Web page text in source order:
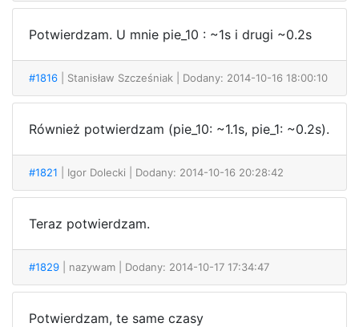
Potwierdzam. U mnie pie_10 : ~1s i drugi ~0.2s
#1816 | Stanisław Szcześniak | Dodany: 2014-10-16 18:00:10
Również potwierdzam (pie_10: ~1.1s, pie_1: ~0.2s).
#1821 | Igor Dolecki | Dodany: 2014-10-16 20:28:42
Teraz potwierdzam.
#1829 | nazywam | Dodany: 2014-10-17 17:34:47
Potwierdzam, te same czasy